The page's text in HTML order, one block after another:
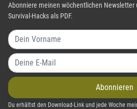
Abonniere meinen wöchentlichen
Survival-Hacks als PDF.
Abonnieren
Du erhältst den Download-Link und jede Woche